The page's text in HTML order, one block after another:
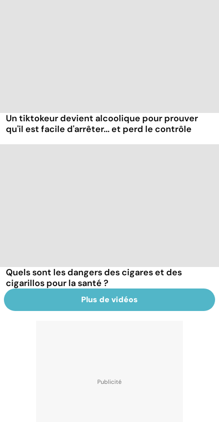
Un tiktokeur devient alcoolique pour prouver
qu'il est facile d'arrêter... et perd le contrôle
Quels sont les dangers des cigares et des
cigarillos pour la santé ?
Plus de vidéos